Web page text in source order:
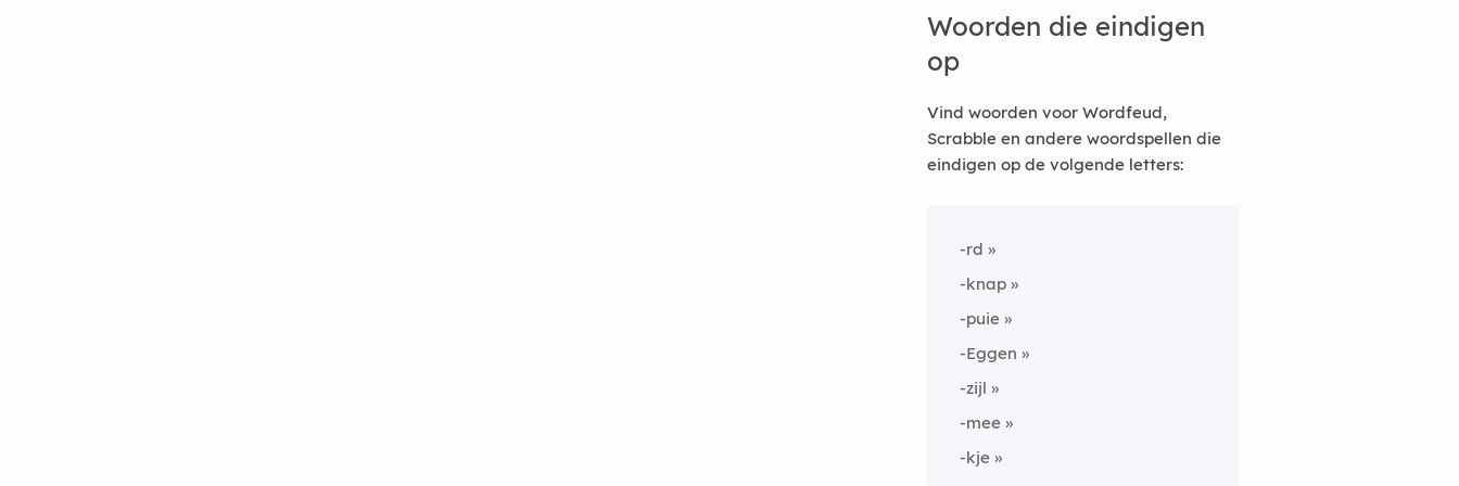
Woorden die eindigen
op
Vind woorden voor Wordfeud,
Scrabble en andere woordspellen die
eindigen op de volgende letters:
-rd
-knap
-puie
-Eggen
-zijl
-mee
-kje